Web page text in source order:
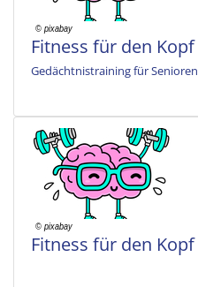
Fitness für den Kopf
Gedächtnistraining für Senioren
Fitness für den Kopf